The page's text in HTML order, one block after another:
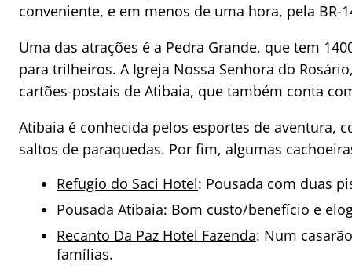
conveniente, e em menos de uma hora, pela BR-
Uma das atrações é a Pedra Grande, que tem
para trilheiros. A Igreja Nossa Senhora do
cartões-postais de Atibaia, que também conta
Atibaia é conhecida pelos esportes de aventura,
saltos de paraquedas. Por fim, algumas
Refugio do Saci Hotel: Pousada com duas
Pousada Atibaia: Bom custo/benefício e
Recanto Da Paz Hotel Fazenda: Num
famílias.